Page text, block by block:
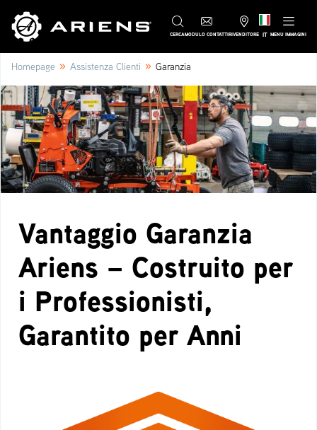
CERCAMODULO CONTATTIRIVENDITORE IT MENU IMMAGINI
Homepage » Assistenza Clienti » Garanzia
Vantaggio Garanzia
Ariens – Costruito per
i Professionisti,
Garantito per Anni